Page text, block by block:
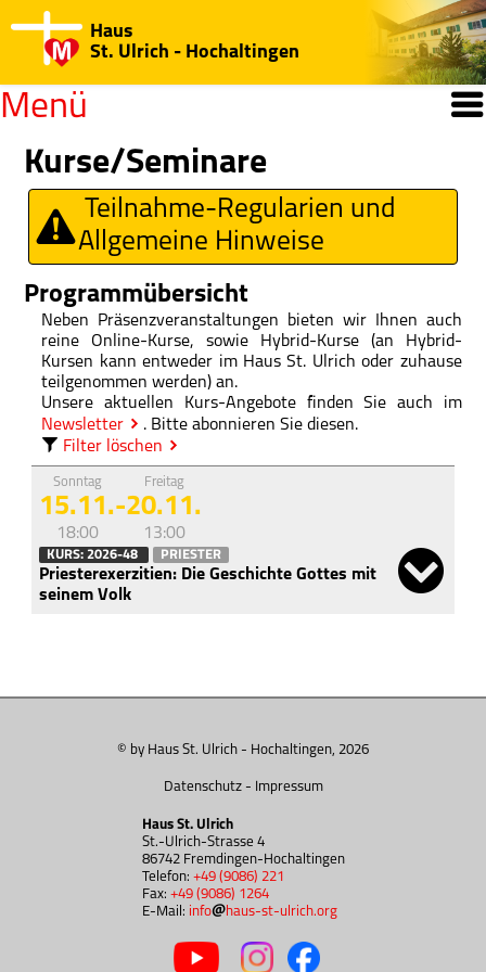
Haus
St. Ulrich - Hochaltingen
Menü
Willkommen
Open submenu
Kurse/Seminare
Jahresprogramm
Regularien/Hinweise
Katechisten-Kurs
Medien-Center
Open submenu
Haus St. Ulrich
Spiritualität
Träger des Hauses
Kontakt
Kurse/Seminare
Teilnahme-Regularien und
Allgemeine Hinweise
Programmübersicht
Neben Präsenzveranstaltungen bieten wir Ihnen auch
reine Online-Kurse, sowie Hybrid-Kurse (an Hybrid-
Kursen kann entweder im Haus St. Ulrich oder zuhause
teilgenommen werden) an.
Unsere aktuellen Kurs-Angebote finden Sie auch im
Newsletter
. Bitte abonnieren Sie diesen.
Filter löschen
Sonntag
15.11.
18:00
-
Freitag
20.11.
13:00
KURS: 2026-48 PRIESTER
Priesterexerzitien: Die Geschichte Gottes mit
seinem Volk
© by Haus St. Ulrich - Hochaltingen, 2026
Datenschutz- Impressum
Haus St. Ulrich
St.-Ulrich-Strasse 4
86742 Fremdingen-Hochaltingen
Telefon: +49 (9086) 221
Fax: +49 (9086) 1264
E-Mail: info haus-st-ulrich.org